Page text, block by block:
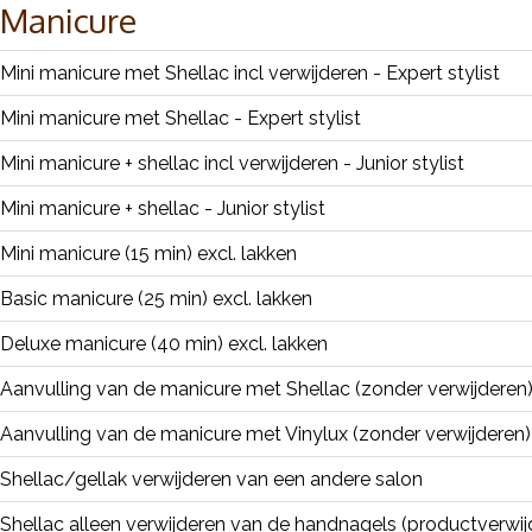
Manicure
Mini manicure met Shellac incl verwijderen - Expert stylist
Mini manicure met Shellac - Expert stylist
Mini manicure + shellac incl verwijderen - Junior stylist
Mini manicure + shellac - Junior stylist
Mini manicure (15 min) excl. lakken
Basic manicure (25 min) excl. lakken
Deluxe manicure (40 min) excl. lakken
Aanvulling van de manicure met Shellac (zonder verwijderen)
Aanvulling van de manicure met Vinylux (zonder verwijderen)
Shellac/gellak verwijderen van een andere salon
Shellac alleen verwijderen van de handnagels